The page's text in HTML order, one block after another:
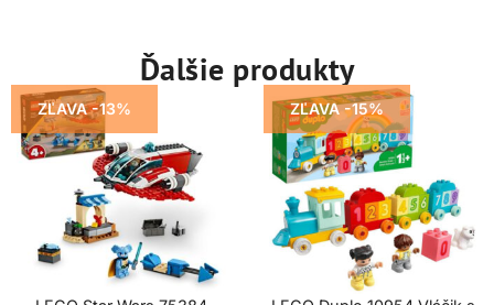
Ďalšie produkty
ZĽAVA -13% ZĽAVA -15%